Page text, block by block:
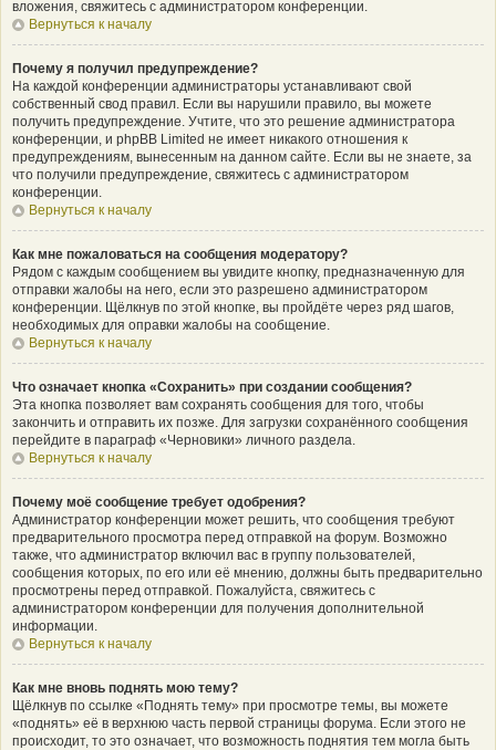
вложения, свяжитесь с администратором конференции.
Вернуться к началу
Почему я получил предупреждение?
На каждой конференции администраторы устанавливают свой
собственный свод правил. Если вы нарушили правило, вы можете
получить предупреждение. Учтите, что это решение администратора
конференции, и phpBB Limited не имеет никакого отношения к
предупреждениям, вынесенным на данном сайте. Если вы не знаете, за
что получили предупреждение, свяжитесь с администратором
конференции.
Вернуться к началу
Как мне пожаловаться на сообщения модератору?
Рядом с каждым сообщением вы увидите кнопку, предназначенную для
отправки жалобы на него, если это разрешено администратором
конференции. Щёлкнув по этой кнопке, вы пройдёте через ряд шагов,
необходимых для оправки жалобы на сообщение.
Вернуться к началу
Что означает кнопка «Сохранить» при создании сообщения?
Эта кнопка позволяет вам сохранять сообщения для того, чтобы
закончить и отправить их позже. Для загрузки сохранённого сообщения
перейдите в параграф «Черновики» личного раздела.
Вернуться к началу
Почему моё сообщение требует одобрения?
Администратор конференции может решить, что сообщения требуют
предварительного просмотра перед отправкой на форум. Возможно
также, что администратор включил вас в группу пользователей,
сообщения которых, по его или её мнению, должны быть предварительно
просмотрены перед отправкой. Пожалуйста, свяжитесь с
администратором конференции для получения дополнительной
информации.
Вернуться к началу
Как мне вновь поднять мою тему?
Щёлкнув по ссылке «Поднять тему» при просмотре темы, вы можете
«поднять» её в верхнюю часть первой страницы форума. Если этого не
происходит, то это означает, что возможность поднятия тем могла быть